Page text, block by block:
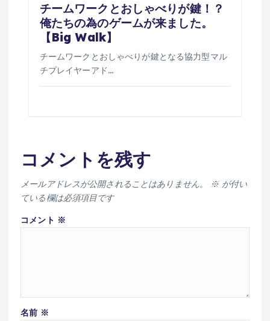
チームワークとおしゃべりが鍵！？
俺たちの為のゲームが来ました。
【Big Walk】
チームワークとおしゃべりが鍵となる協力型マル
チプレイヤーアド…
コメントを残す
メールアドレスが公開されることはありません。 ※が付い
ている欄は必須項目です
コメント ※
名前 ※